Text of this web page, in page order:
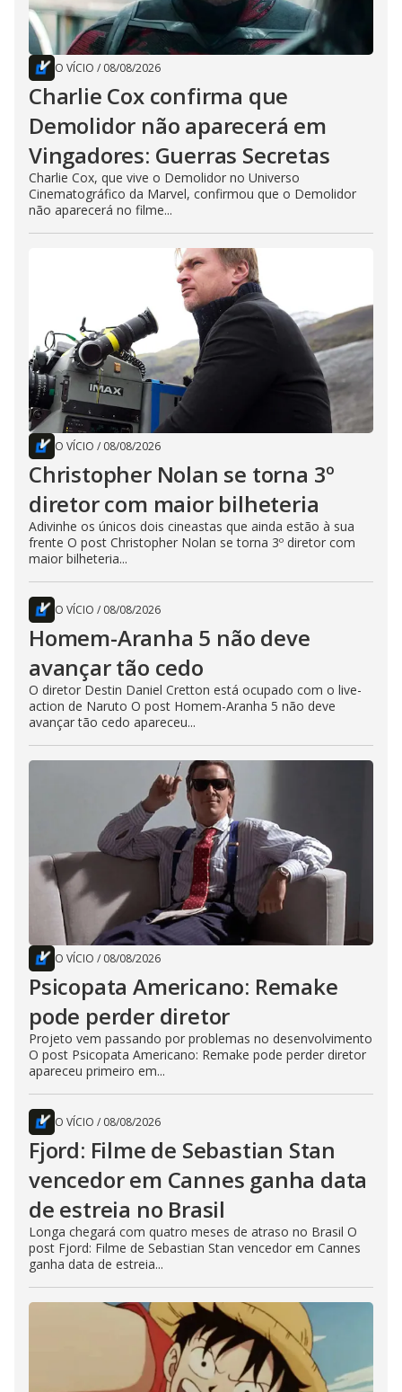
O VÍCIO / 08/08/2026
Charlie Cox confirma que
Demolidor não aparecerá em
Vingadores: Guerras Secretas
Charlie Cox, que vive o Demolidor no Universo
Cinematográfico da Marvel, confirmou que o Demolidor
não aparecerá no filme...
O VÍCIO / 08/08/2026
Christopher Nolan se torna 3º
diretor com maior bilheteria
Adivinhe os únicos dois cineastas que ainda estão à sua
frente O post Christopher Nolan se torna 3º diretor com
maior bilheteria...
O VÍCIO / 08/08/2026
Homem-Aranha 5 não deve
avançar tão cedo
O diretor Destin Daniel Cretton está ocupado com o live-
action de Naruto O post Homem-Aranha 5 não deve
avançar tão cedo apareceu...
O VÍCIO / 08/08/2026
Psicopata Americano: Remake
pode perder diretor
Projeto vem passando por problemas no desenvolvimento
O post Psicopata Americano: Remake pode perder diretor
apareceu primeiro em...
O VÍCIO / 08/08/2026
Fjord: Filme de Sebastian Stan
vencedor em Cannes ganha data
de estreia no Brasil
Longa chegará com quatro meses de atraso no Brasil O
post Fjord: Filme de Sebastian Stan vencedor em Cannes
ganha data de estreia...